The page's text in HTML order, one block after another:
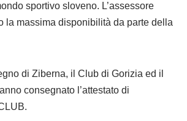
sportivo sloveno. L’assessore
la massima disponibilità da parte della
di Ziberna, il Club di Gorizia ed il
consegnato l’attestato di